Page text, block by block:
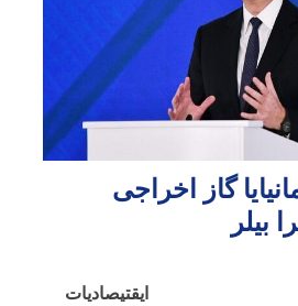
گاز اخراجی
بیلر
ایقتیصادیات